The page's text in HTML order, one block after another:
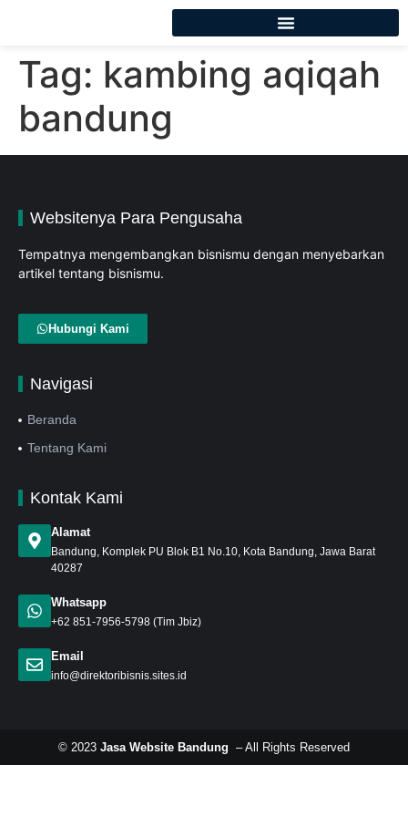
Tag: kambing aqiqah
bandung
Websitenya Para Pengusaha
Tempatnya mengembangkan bisnismu dengan menyebarkan
artikel tentang bisnismu.
Hubungi Kami
Navigasi
Beranda
Tentang Kami
Kontak Kami
Alamat
Bandung, Komplek PU Blok B1 No.10, Kota Bandung, Jawa Barat
40287
Whatsapp
+62 851-7956-5798 (Tim Jbiz)
Email
info@direktoribisnis.sites.id
© 2023 Jasa Website Bandung – All Rights Reserved